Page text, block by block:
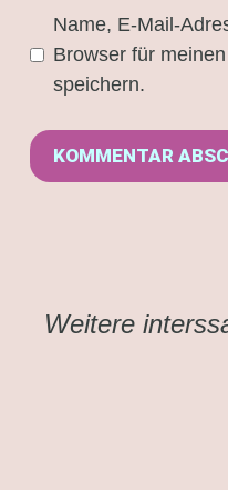
Name, E-Mail-
Browser für
speichern.
Weitere